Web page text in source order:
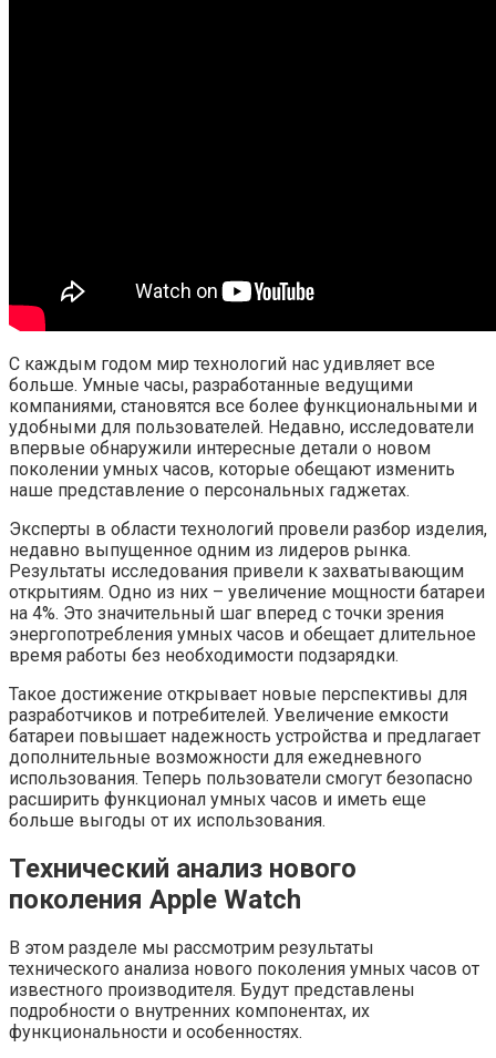
С каждым годом мир технологий нас удивляет все
больше. Умные часы, разработанные ведущими
компаниями, становятся все более функциональными и
удобными для пользователей. Недавно, исследователи
впервые обнаружили интересные детали о новом
поколении умных часов, которые обещают изменить
наше представление о персональных гаджетах.
Эксперты в области технологий провели разбор изделия,
недавно выпущенное одним из лидеров рынка.
Результаты исследования привели к захватывающим
открытиям. Одно из них – увеличение мощности батареи
на 4%. Это значительный шаг вперед с точки зрения
энергопотребления умных часов и обещает длительное
время работы без необходимости подзарядки.
Такое достижение открывает новые перспективы для
разработчиков и потребителей. Увеличение емкости
батареи повышает надежность устройства и предлагает
дополнительные возможности для ежедневного
использования. Теперь пользователи смогут безопасно
расширить функционал умных часов и иметь еще
больше выгоды от их использования.
Технический анализ нового
поколения Apple Watch
В этом разделе мы рассмотрим результаты
технического анализа нового поколения умных часов от
известного производителя. Будут представлены
подробности о внутренних компонентах, их
функциональности и особенностях.